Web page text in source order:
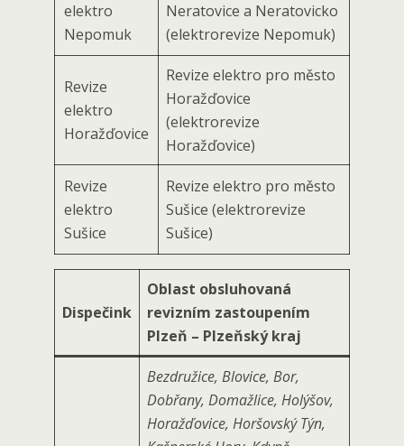
elektro
Nepomuk
Neratovice a Neratovicko
(elektrorevize Nepomuk)
Revize
elektro
Horažďovice
Revize elektro pro město
Horažďovice
(elektrorevize
Horažďovice)
Revize
elektro
Sušice
Revize elektro pro město
Sušice (elektrorevize
Sušice)
Dispečink
Oblast obsluhovaná
revizním zastoupením
Plzeň – Plzeňský kraj
Bezdružice, Blovice, Bor,
Dobřany, Domažlice, Holýšov,
Horažďovice, Horšovský Týn,